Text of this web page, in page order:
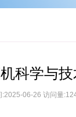
科学与
:2025-06-26 访问量